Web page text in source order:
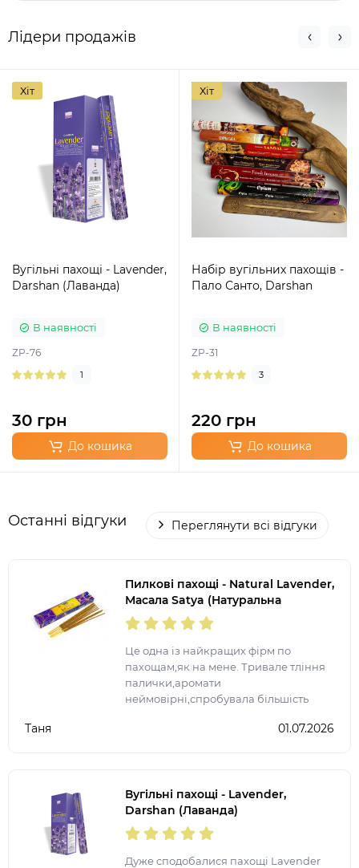
Лідери продажів
Хіт
Вугільні пахощі - Lavender,
Darshan (Лаванда)
В наявності
ZP-76
1
30 грн
До кошика
Хіт
Набір вугільних пахощів -
Пало Санто, Darshan
В наявності
ZP-31
3
220 грн
До кошика
Останні відгуки Переглянути всі відгуки
Пилкові пахощі - Natural Lavender,
Масала Satya (Натуральна
Лаванда)
Це одна із найкращих фірм по
пахощам,як на мене. Тривале тління
палички,аромати
неймовірні,спробувала більшість
запалення ще на довго залишається
Таня 01.07.2026
Вугільні пахощі - Lavender,
Darshan (Лаванда)
Дуже сподобалися пахощі Lavender